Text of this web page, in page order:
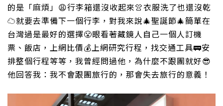
的是「麻煩」 😩行李箱還沒收起來👚衣服洗了也還沒乾
☁️就要去準備下一個行李，對我來說🎄聖誕節🎄簡單在
台灣過是最好的選擇😤眼看著藏鏡人自己一個人訂機
票、飯店，上網比價💰 上網研究行程，找交通工具🚃安
排整個行程等等，我曾經問過他，為什麼不跟團就好😎
他回答我：我不會跟團旅行的，那會失去旅行的意義！